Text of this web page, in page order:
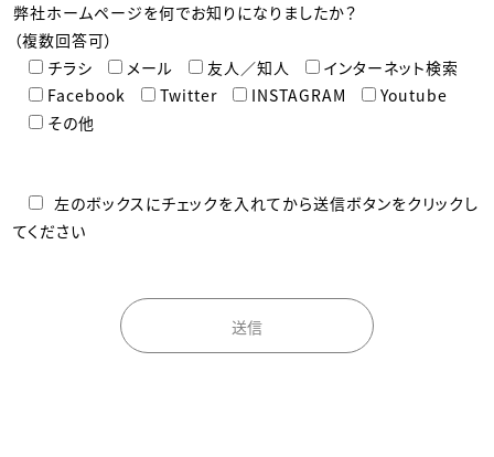
弊社ホームページを何でお知りになりましたか？
（複数回答可）
チラシ
メール 友人／知人
インターネット検索
Facebook
Twitter INSTAGRAM
Youtube
その他
左のボックスにチェックを入れてから送信ボタンをクリックし
てください